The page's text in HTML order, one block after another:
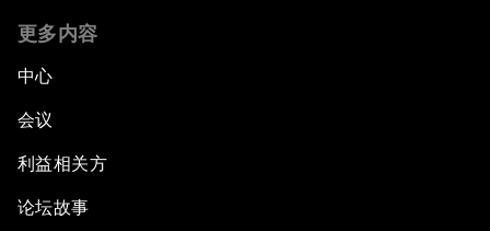
更多内容
中心
会议
利益相关方
论坛故事